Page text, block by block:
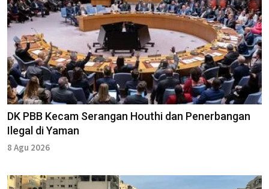
DK PBB Kecam Serangan Houthi dan Penerbangan
Ilegal di Yaman
8 Agu 2026